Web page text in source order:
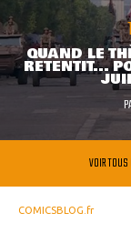
QUAND LE
RETENTIT...
VOIR
COMICSBLOG.fr